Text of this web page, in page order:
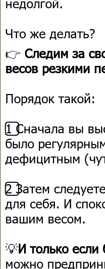
Что же делать?
👉 Следим за
весов резкими
Порядок такой:
1️⃣ Сначала вы
было
дефицитным
2️⃣ Затем
для себя. И
вашим весом.
💡И только
можно